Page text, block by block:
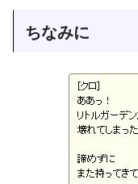
ちなみに